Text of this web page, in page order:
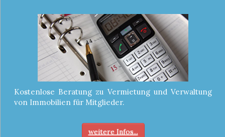
Kostenlose Beratung zu Vermietung und Verwaltung
von Immobilien für Mitglieder.
weitere Infos...